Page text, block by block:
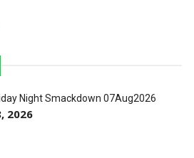
Night Smackdown 07Aug2026
2026